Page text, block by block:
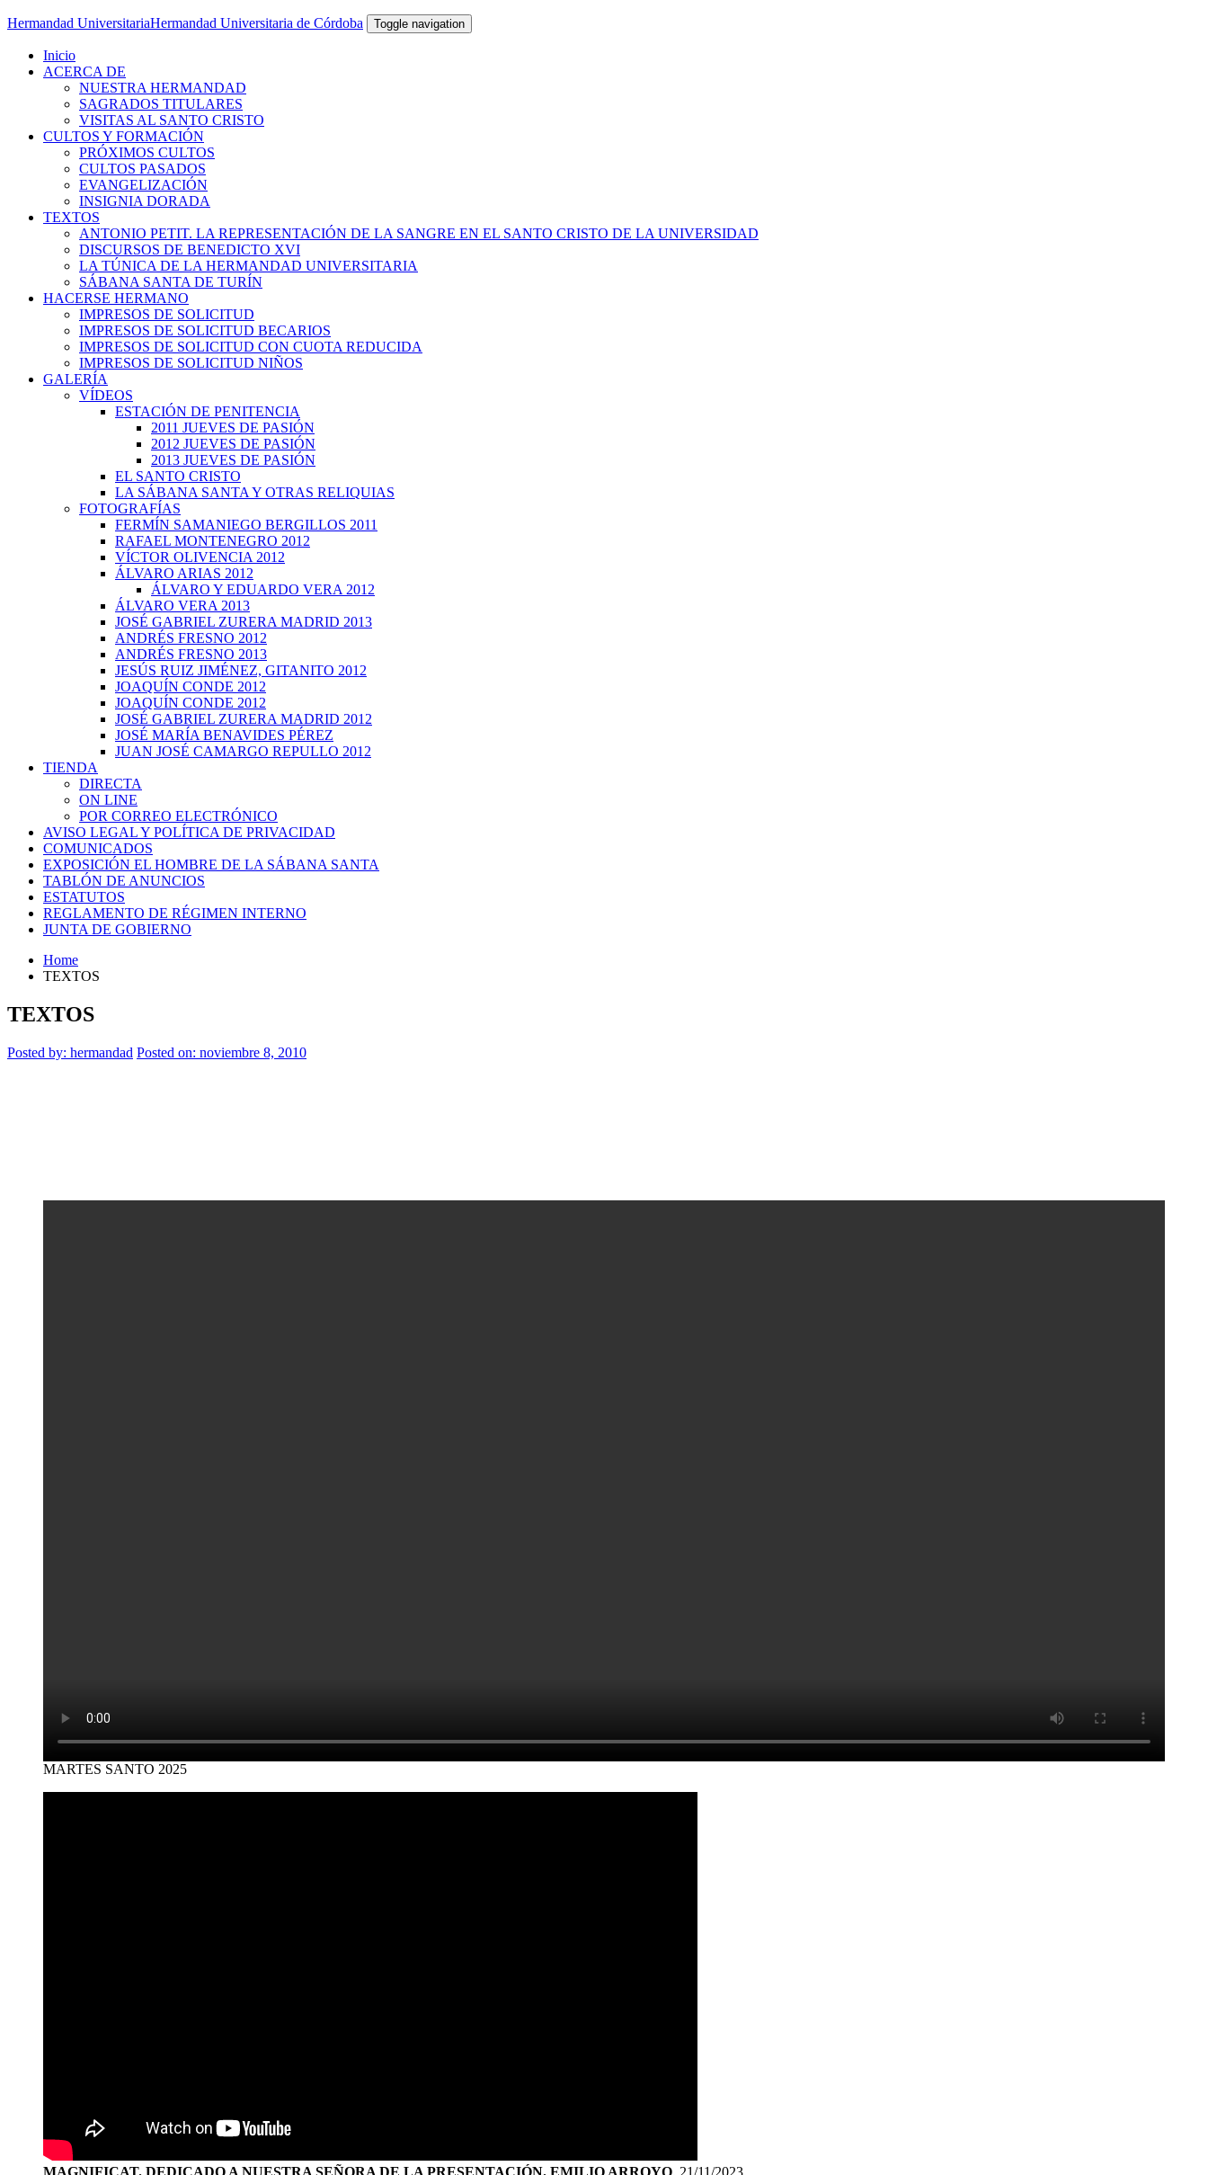
Hermandad UniversitariaHermandad Universitaria de Córdoba Toggle navigation
Inicio
ACERCA DE
NUESTRA HERMANDAD
SAGRADOS TITULARES
VISITAS AL SANTO CRISTO
CULTOS Y FORMACIÓN
PRÓXIMOS CULTOS
CULTOS PASADOS
EVANGELIZACIÓN
INSIGNIA DORADA
TEXTOS
ANTONIO PETIT. LA REPRESENTACIÓN DE LA SANGRE EN EL SANTO CRISTO DE LA UNIVERSIDAD
DISCURSOS DE BENEDICTO XVI
LA TÚNICA DE LA HERMANDAD UNIVERSITARIA
SÁBANA SANTA DE TURÍN
HACERSE HERMANO
IMPRESOS DE SOLICITUD
IMPRESOS DE SOLICITUD BECARIOS
IMPRESOS DE SOLICITUD CON CUOTA REDUCIDA
IMPRESOS DE SOLICITUD NIÑOS
GALERÍA
VÍDEOS
ESTACIÓN DE PENITENCIA
2011 JUEVES DE PASIÓN
2012 JUEVES DE PASIÓN
2013 JUEVES DE PASIÓN
EL SANTO CRISTO
LA SÁBANA SANTA Y OTRAS RELIQUIAS
FOTOGRAFÍAS
FERMÍN SAMANIEGO BERGILLOS 2011
RAFAEL MONTENEGRO 2012
VÍCTOR OLIVENCIA 2012
ÁLVARO ARIAS 2012
ÁLVARO Y EDUARDO VERA 2012
ÁLVARO VERA 2013
JOSÉ GABRIEL ZURERA MADRID 2013
ANDRÉS FRESNO 2012
ANDRÉS FRESNO 2013
JESÚS RUIZ JIMÉNEZ, GITANITO 2012
JOAQUÍN CONDE 2012
JOAQUÍN CONDE 2012
JOSÉ GABRIEL ZURERA MADRID 2012
JOSÉ MARÍA BENAVIDES PÉREZ
JUAN JOSÉ CAMARGO REPULLO 2012
TIENDA
DIRECTA
ON LINE
POR CORREO ELECTRÓNICO
AVISO LEGAL Y POLÍTICA DE PRIVACIDAD
COMUNICADOS
EXPOSICIÓN EL HOMBRE DE LA SÁBANA SANTA
TABLÓN DE ANUNCIOS
ESTATUTOS
REGLAMENTO DE RÉGIMEN INTERNO
JUNTA DE GOBIERNO
Home
TEXTOS
TEXTOS
Posted by: hermandad Posted on: noviembre 8, 2010
MARTES SANTO 2025
MAGNIFICAT. DEDICADO A NUESTRA SEÑORA DE LA PRESENTACIÓN. EMILIO ARROYO. 21/11/2023.